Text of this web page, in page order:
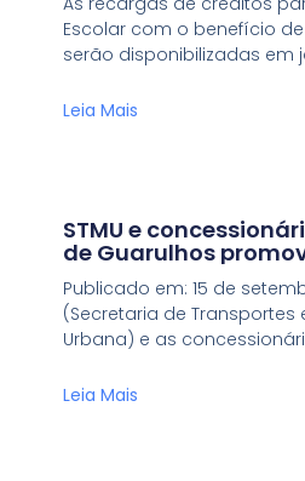
Escolar com o benefício
serão disponibilizadas em
Leia Mais
STMU e
de Guarulhos
contra o racismo
Publicado em: 15 de
(Secretaria de Transportes
Urbana) e as
Leia Mais